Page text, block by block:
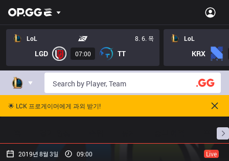
LoL 8. 6. 목
LGD 07:00 TT
LoL
KRX
🌟 LCK 프로게이머에게 과외 받기!
프로빌
2019년 8월 3일 09:00 Live